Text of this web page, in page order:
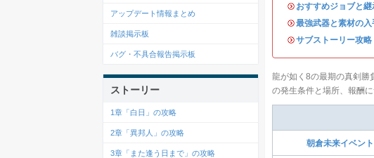
・ おすすめジョブと継
・最強武器と素材の入
・サブストーリー攻略
龍が如く8の最期の真剣勝
の発生条件と場所、報酬
朝倉未来イベン
アップデート情報まとめ
雑談掲示板
バグ・不具合報告掲示板
ストーリー
1章「白日」の攻略
2章「異邦人」の攻略
3章「また逢う日まで」の攻略